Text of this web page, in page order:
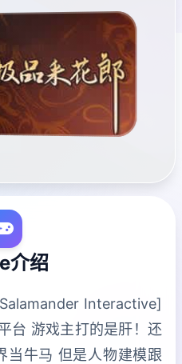
介绍
Interactive]
台 游戏主打的是肝！还
当牛马 但是人物建模跟